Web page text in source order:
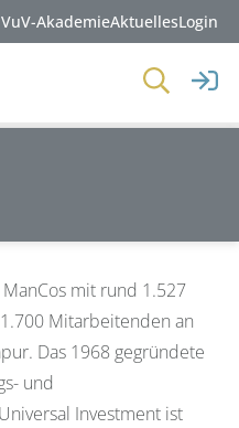
VuV-AkademieAktuellesLogin
mit rund 1.527
Mitarbeitenden an
Das 1968 gegründete
und
Investment ist